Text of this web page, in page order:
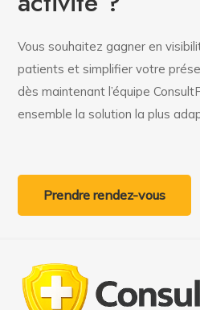
Vous souhaitez gagner en
patients et simplifier votre
dès maintenant l’équipe
ensemble la solution la plus
Prendre rendez-vous